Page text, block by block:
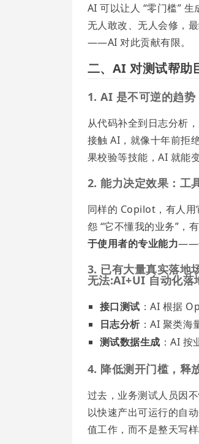
AI 可以让人 “零门槛”
无人敢改、无人会修，
——AI 对此贡献有限。
二、AI 对测试帮助
1. AI 是不可逆的趋势
从代码补全到日志分析
接触 AI，就像十年前拒
果校验等技能，AI 就能
2. 能力决定效果：工
同样的 Copilot，有人用
怨 “它不懂我的业务”，
于使用者的专业能力——
3. 已有大量真实落地
无法:AI+UI 自动化落
接口测试 ：AI 根据
日志分析：AI 聚类海
测试数据生成 ：AI 按
4. 降低测开门槛，释
过去，业务测试人员因
以快速产出可运行的自
值工作，而不是整天写样